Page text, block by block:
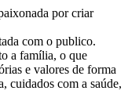
por criar
com o publico.
a família, o que
e valores de forma
cuidados com a saúde,